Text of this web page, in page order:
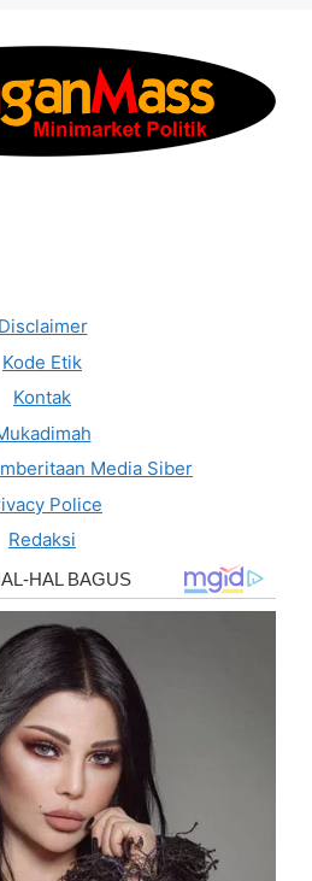
Disclaimer
Kode Etik
Kontak
Media Siber
Police
Redaksi